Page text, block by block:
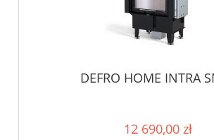
DEFRO HOME INTRA
12 690,00 zł